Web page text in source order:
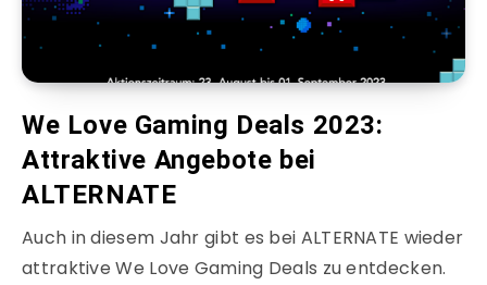
We Love Gaming Deals 2023:
Attraktive Angebote bei
ALTERNATE
Auch in diesem Jahr gibt es bei ALTERNATE wieder
attraktive We Love Gaming Deals zu entdecken.